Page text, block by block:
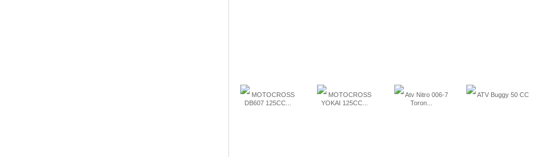
MOTOCROSS
DB607 125CC...
MOTOCROSS
YOKAI 125CC...
Atv Nitro 006-7
Toron...
ATV Buggy 50 CC